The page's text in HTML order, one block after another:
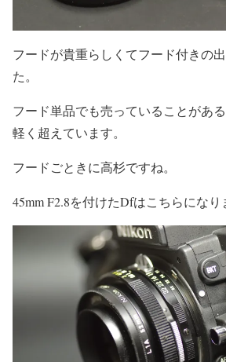
フードが貴重らしくてフード付きの
た。
フード単品でも売っていることがあ
軽く超えています。
フードごときに高杉ですね。
45mm F2.8を付けたDfはこちらになり